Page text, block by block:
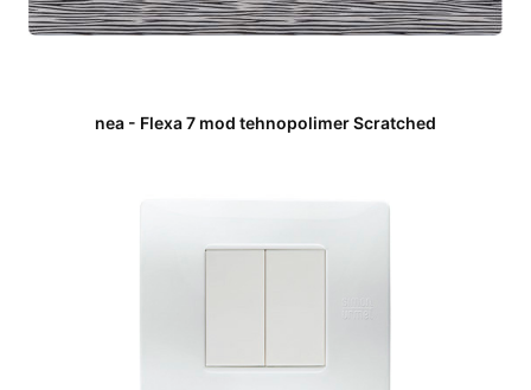
nea - Flexa 7 mod tehnopolimer Scratched